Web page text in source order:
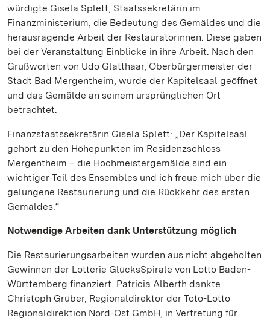
würdigte Gisela Splett, Staatssekretärin im
Finanzministerium, die Bedeutung des Gemäldes und die
herausragende Arbeit der Restauratorinnen. Diese gaben
bei der Veranstaltung Einblicke in ihre Arbeit. Nach den
Grußworten von Udo Glatthaar, Oberbürgermeister der
Stadt Bad Mergentheim, wurde der Kapitelsaal geöffnet
und das Gemälde an seinem ursprünglichen Ort
betrachtet.
Finanzstaatssekretärin Gisela Splett: „Der Kapitelsaal
gehört zu den Höhepunkten im Residenzschloss
Mergentheim – die Hochmeistergemälde sind ein
wichtiger Teil des Ensembles und ich freue mich über die
gelungene Restaurierung und die Rückkehr des ersten
Gemäldes.“
Notwendige Arbeiten dank Unterstützung möglich
Die Restaurierungsarbeiten wurden aus nicht abgeholten
Gewinnen der Lotterie GlücksSpirale von Lotto Baden-
Württemberg finanziert. Patricia Alberth dankte
Christoph Grüber, Regionaldirektor der Toto-Lotto
Regionaldirektion Nord-Ost GmbH, in Vertretung für